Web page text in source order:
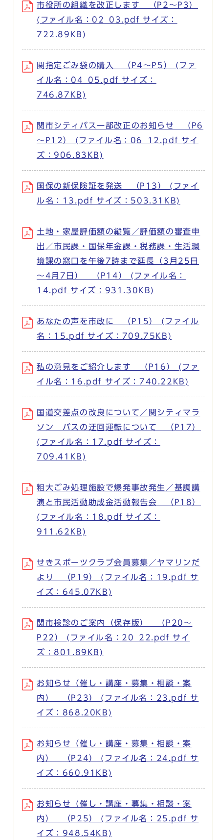
市役所の組織を改正します （P2～P3）
(ファイル名：02_03.pdf サイズ：
722.89KB)
関指定ごみ袋の購入 （P4～P5） (ファ
イル名：04_05.pdf サイズ：
746.87KB)
関市シティバス一部改正のお知らせ （P6
～P12） (ファイル名：06_12.pdf サイ
ズ：906.83KB)
国保の新保険証を発送 （P13） (ファイ
ル名：13.pdf サイズ：503.31KB)
土地・家屋評価額の縦覧／評価額の審査申
出／市民課・国保年金課・税務課・生活環
境課の窓口を午後7時まで延長（3月25日
～4月7日） （P14） (ファイル名：
14.pdf サイズ：931.30KB)
あなたの声を市政に （P15） (ファイル
名：15.pdf サイズ：709.75KB)
私の意見をご紹介します （P16） (ファ
イル名：16.pdf サイズ：740.22KB)
国道交差点の改良について／関シティマラ
ソン バスの迂回運転について （P17）
(ファイル名：17.pdf サイズ：
709.41KB)
粗大ごみ処理施設で爆発事故発生／基調講
演と市民活動助成金活動報告会 （P18）
(ファイル名：18.pdf サイズ：
911.62KB)
せきスポーツクラブ会員募集／ヤマリンだ
より （P19） (ファイル名：19.pdf サ
イズ：645.07KB)
関市検診のご案内（保存版） （P20～
P22） (ファイル名：20_22.pdf サイ
ズ：801.89KB)
お知らせ（催し・講座・募集・相談・案
内） （P23） (ファイル名：23.pdf サ
イズ：868.20KB)
お知らせ（催し・講座・募集・相談・案
内） （P24） (ファイル名：24.pdf サ
イズ：660.91KB)
お知らせ（催し・講座・募集・相談・案
内） （P25） (ファイル名：25.pdf サ
イズ：948.54KB)